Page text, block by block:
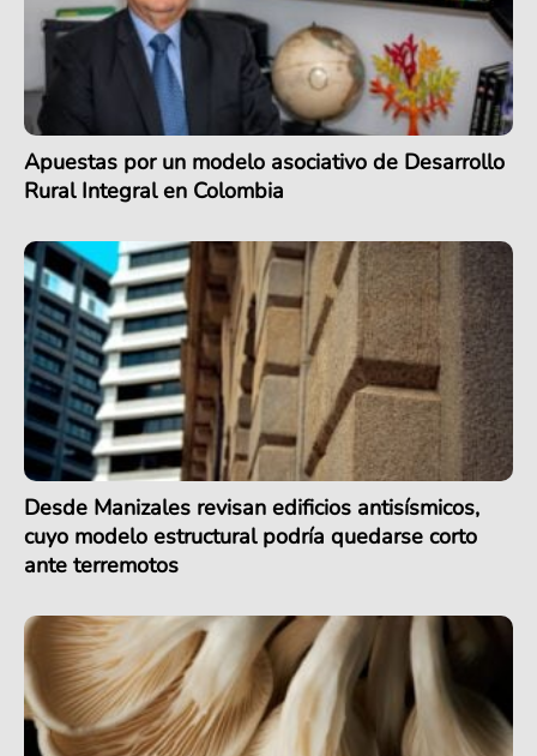
Apuestas por un modelo asociativo de Desarrollo
Rural Integral en Colombia
Desde Manizales revisan edificios antisísmicos,
cuyo modelo estructural podría quedarse corto
ante terremotos